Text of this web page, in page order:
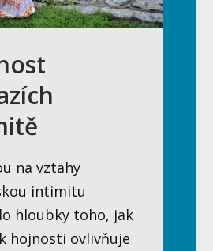
na vztahy
intimitu
hloubky toho, jak
hojnosti ovlivňuje